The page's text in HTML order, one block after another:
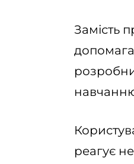
Замість
реагує